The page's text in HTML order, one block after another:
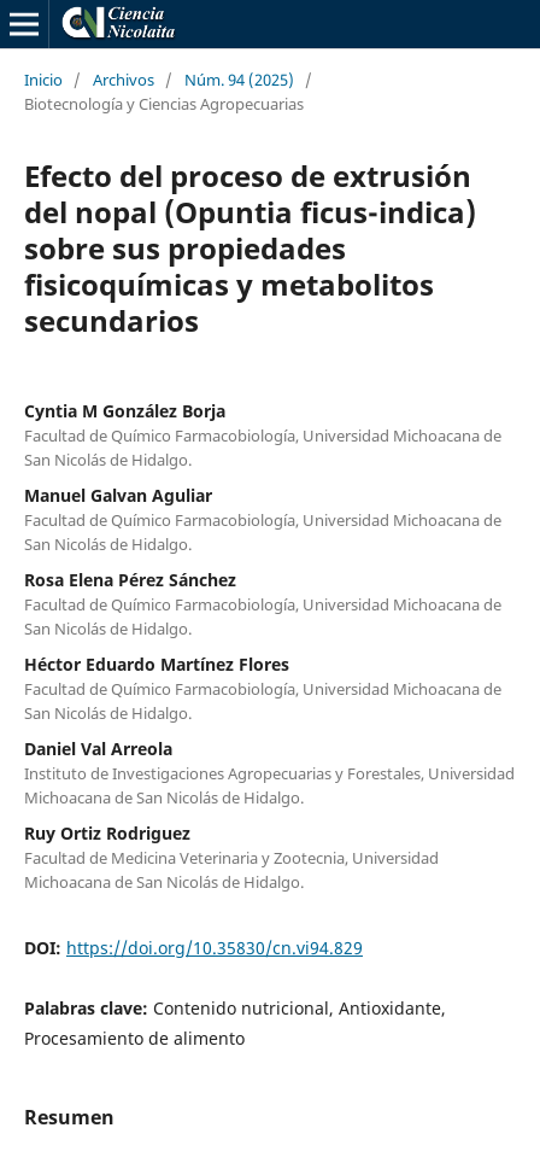
Inicio / Archivos / Núm. 94 (2025)
/
Biotecnología y Ciencias Agropecuarias
Efecto del proceso de extrusión
del nopal (Opuntia ficus-indica)
sobre sus propiedades
fisicoquímicas y metabolitos
secundarios
Cyntia M González Borja
Facultad de Químico Farmacobiología, Universidad Michoacana de
San Nicolás de Hidalgo.
Manuel Galvan Aguliar
Facultad de Químico Farmacobiología, Universidad Michoacana de
San Nicolás de Hidalgo.
Rosa Elena Pérez Sánchez
Facultad de Químico Farmacobiología, Universidad Michoacana de
San Nicolás de Hidalgo.
Héctor Eduardo Martínez Flores
Facultad de Químico Farmacobiología, Universidad Michoacana de
San Nicolás de Hidalgo.
Daniel Val Arreola
Instituto de Investigaciones Agropecuarias y Forestales, Universidad
Michoacana de San Nicolás de Hidalgo.
Ruy Ortiz Rodriguez
Facultad de Medicina Veterinaria y Zootecnia, Universidad
Michoacana de San Nicolás de Hidalgo.
DOI: https://doi.org/10.35830/cn.vi94.829
Palabras clave: Contenido nutricional, Antioxidante,
Procesamiento de alimento
Resumen